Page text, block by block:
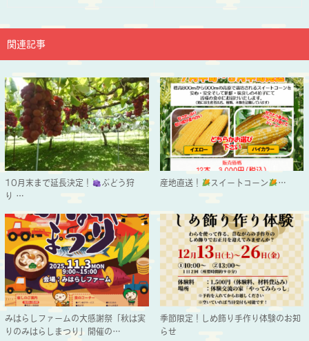
関連記事
10月末まで延長決定！
ぶどう狩
り…
産地直送！ スイートコーン …
みはらしファームの大感謝祭「秋は実
りのみはらしまつり」開催の…
季節限定！しめ飾り手作り体験のお知
らせ